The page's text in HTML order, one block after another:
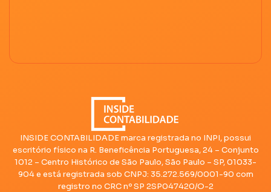
INSIDE CONTABILIDADE marca registrada no INPI, possui
escritório físico na R. Beneficência Portuguesa, 24 – Conjunto
1012 – Centro Histórico de São Paulo, São Paulo – SP, 01033-
904 e está registrada sob CNPJ: 35.272.569/0001-90 com
registro no CRC nº SP 2SP047420/O-2